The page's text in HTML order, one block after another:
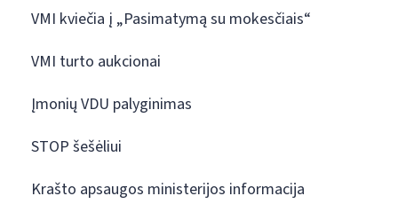
VMI kviečia į „Pasimatymą su mokesčiais“
VMI turto aukcionai
Įmonių VDU palyginimas
STOP šešėliui
Krašto apsaugos ministerijos informacija